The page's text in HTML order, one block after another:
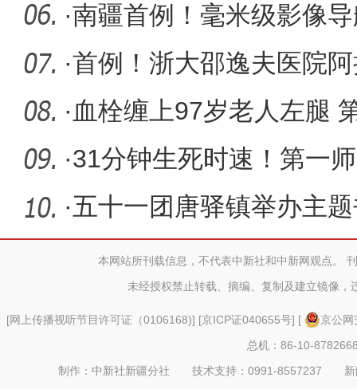
增效
·南疆首例！毫米级影像
空白
·首例！浙大邵逸夫医院
突破
· 血栓缠上97岁老人左腿
手术“禁
·31分钟生死时速！第一
演“救命
·五十一团唐驿镇举办主
本网站所刊载信息，不代表中新社和中新网观点。
未经授权禁止转载、摘编、复制及建立镜像，
[网上传播视听节目许可证（0106168)] [京ICP证040655号] [
京公
总机：86-10-
制作：中新社新疆分社 技术支持：0991-8557237